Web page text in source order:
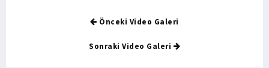
Önceki Video Galeri
Sonraki Video Galeri